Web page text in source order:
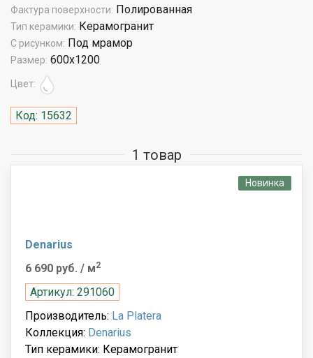
Фактура поверхности: Полированная
Тип керамики: Керамогранит
С рисунком: Под мрамор
Размер: 600x1200
Цвет:
Код: 15632
1 товар
Новинка
Denarius
6 690 руб. / м2
Артикул: 291060
Производитель: La Platera
Коллекция: Denarius
Тип керамики: Керамогранит